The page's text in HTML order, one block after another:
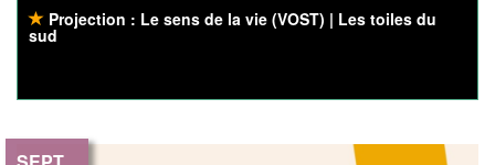
Projection : Le sens de la vie (VOST) | Les toiles du
sud